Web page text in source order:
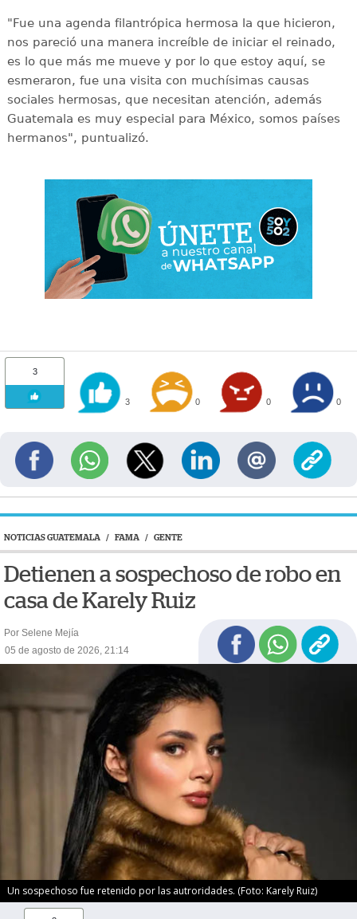
"Fue una agenda filantrópica hermosa la que hicieron,
nos pareció una manera increíble de iniciar el reinado,
es lo que más me mueve y por lo que estoy aquí, se
esmeraron, fue una visita con muchísimas causas
sociales hermosas, que necesitan atención, además
Guatemala es muy especial para México, somos países
hermanos", puntualizó.
3
3 0 0 0
NOTICIAS GUATEMALA / FAMA / GENTE
Detienen a sospechoso de robo en
casa de Karely Ruiz
Por Selene Mejía
05 de agosto de 2026, 21:14
Un sospechoso fue retenido por las autroridades. (Foto: Karely Ruiz)